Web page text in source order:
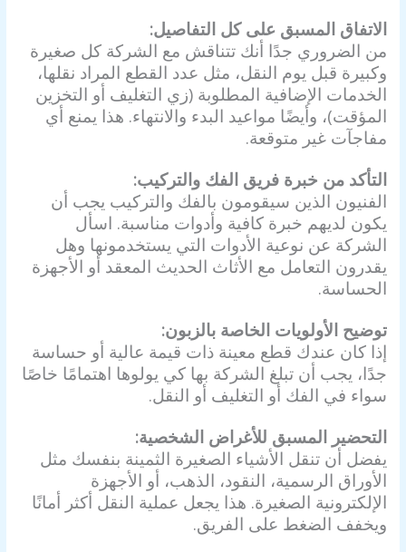
الاتفاق المسبق على كل التفاصيل:
من الضروري جدًا أنك تتناقش مع الشركة كل صغيرة
وكبيرة قبل يوم النقل، مثل عدد القطع المراد نقلها،
الخدمات الإضافية المطلوبة (زي التغليف أو التخزين
المؤقت)، وأيضًا مواعيد البدء والانتهاء. هذا يمنع أي
مفاجآت غير متوقعة.
التأكد من خبرة فريق الفك والتركيب:
الفنيون الذين سيقومون بالفك والتركيب يجب أن
يكون لديهم خبرة كافية وأدوات مناسبة. اسأل
الشركة عن نوعية الأدوات التي يستخدمونها وهل
يقدرون التعامل مع الأثاث الحديث المعقد أو الأجهزة
الحساسة.
توضيح الأولويات الخاصة بالزبون:
إذا كان عندك قطع معينة ذات قيمة عالية أو حساسة
جدًا، يجب أن تبلغ الشركة بها كي يولوها اهتمامًا خاصًا
سواء في الفك أو التغليف أو النقل.
التحضير المسبق للأغراض الشخصية:
يفضل أن تنقل الأشياء الصغيرة الثمينة بنفسك مثل
الأوراق الرسمية، النقود، الذهب، أو الأجهزة
الإلكترونية الصغيرة. هذا يجعل عملية النقل أكثر أمانًا
ويخفف الضغط على الفريق.